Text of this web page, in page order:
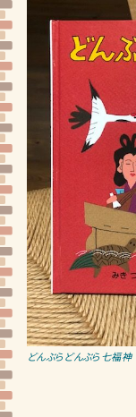
どんぶらどんぶら七福